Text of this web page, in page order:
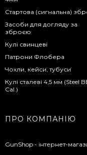
Стартова (сигнальна)
Засоби для догляду за
зброєю
Кулі свинцеві
Патрони Флобера
Чохли, кейси, тубуси
Кулі сталеві 4,5 мм (Steel
Cal.)
ПРО КОМПАНІЮ
GunShop - інтернет-